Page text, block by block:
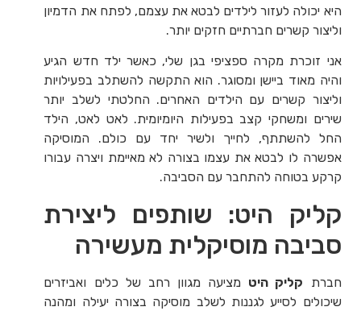
היא יכולה לעזור לילדים לבטא את עצמם, לפתח את הדמיון
וליצור קשרים חברתיים חזקים יותר.
אני זוכרת מקרה ספציפי בגן שלי, כאשר ילד חדש הגיע
והיה מאוד ביישן ומסוגר. הוא התקשה להשתלב בפעילויות
וליצור קשרים עם הילדים האחרים. החלטתי לשלב יותר
שירים ומשחקי קצב בפעילות היומיומית. לאט לאט, הילד
החל להשתתף, לחייך ולשיר יחד עם כולם. המוסיקה
אפשרה לו לבטא את עצמו בצורה לא מאיימת ויצרה עבורו
קרקע בטוחה להתחבר עם הסביבה.
קליק היט: שותפים ליצירת
סביבה מוסיקלית מעשירה
חברת קליק היט מציעה מגוון רחב של כלים ואביזרים
שיכולים לסייע לגננות לשלב מוסיקה בצורה יעילה ומהנה